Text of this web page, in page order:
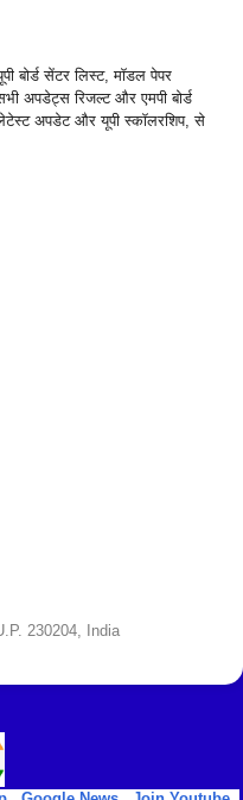
बोर्ड सेंटर लिस्ट, मॉडल पेपर
अपडेट्स रिजल्ट और एमपी बोर्ड
लेटेस्ट अपडेट और यूपी स्कॉलरशिप, से
230204, India